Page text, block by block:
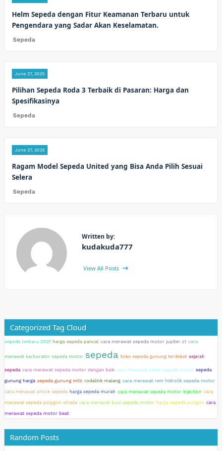
Helm Sepeda dengan Fitur Keamanan Terbaru untuk
Pengendara yang Sadar Akan Keselamatan.
Sepeda
June 27, 2025
Pilihan Sepeda Roda 3 Terbaik di Pasaran: Harga dan
Spesifikasinya
Sepeda
June 27, 2025
Ragam Model Sepeda United yang Bisa Anda Pilih Sesuai
Selera
Sepeda
Written by:
kudakuda777
View All Posts
Categorized Tag Cloud
sepeda terbaru 2022 harga sepeda pancal cara merawat sepeda motor jupiter z1 cara
merawat karburator sepeda motor sepeda toko sepeda gunung terdekat sejarah
sepeda cara merawat sepeda motor dengan baik cara merawat pelek sepeda motor sepeda
gunung harga sepeda gunung mtb rodalink malang cara merawat rem hidrolik sepeda motor
cara merawat shock sepeda harga sepeda murah cara merawat sepeda motor injection cara
merawat sepeda polygon xtrada cara merawat busi sepeda motor harga sepeda poligon cara
merawat sepeda motor beat
Random Posts